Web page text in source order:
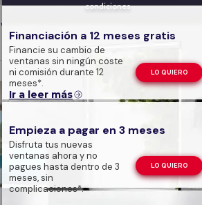
Ventanas plegables
condiciones
Financiación a 12 meses gratis
Financie su cambio de
ventanas sin ningún coste
ni comisión durante 12
meses*.
Ir a leer más
LO QUIERO
Empieza a pagar en 3 meses
Disfruta tus nuevas
ventanas ahora y no
pagues hasta dentro de 3
meses, sin
complicaciones*.
LO QUIERO